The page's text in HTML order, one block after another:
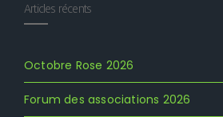
Articles récents
Octobre Rose 2026
Forum des associations 2026